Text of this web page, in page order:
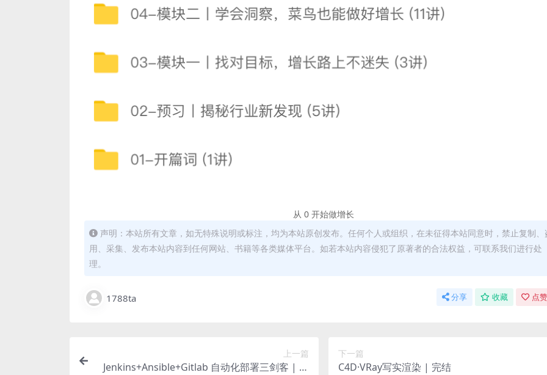
从 0 开始做增长
声明：本站所有文章，如无特殊说明或标注，均为本站原创发布。任何个人或组织，在未征得本站同意时，禁止复制、
用、采集、发布本站内容到任何网站、书籍等各类媒体平台。如若本站内容侵犯了原著者的合法权益，可联系我们进行处
理。
1788ta 分享 收藏 点
上一篇
Jenkins+Ansible+Gitlab 自动化部署三剑客 | 完
下一篇
C4D·VRay写实渲染 | 完结